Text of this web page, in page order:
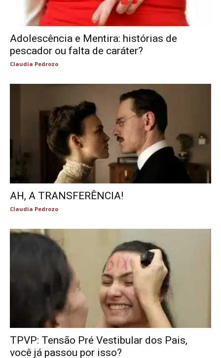
Adolescência e Mentira: histórias de
pescador ou falta de caráter?
Claudia Pedrozo
AH, A TRANSFERÊNCIA!
Claudia Pedrozo
TPVP: Tensão Pré Vestibular dos Pais,
você já passou por isso?